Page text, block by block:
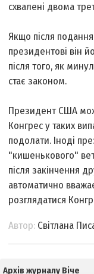
схвалені двома
Якщо після
президентові він
після того, як
стає законом.
Президент США
Конгрес у таких
подолати. Іноді
"кишенькового"
після закінчення
автоматично
розглядатися
Автор: Світлана
Архів журналу Віче